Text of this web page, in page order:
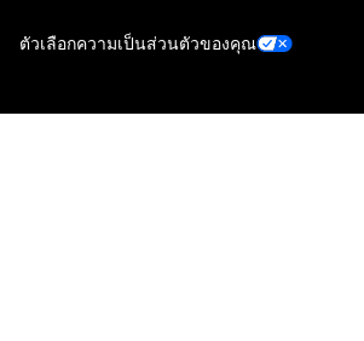
ตัวเลือกความเป็นส่วนตัวของคุณ